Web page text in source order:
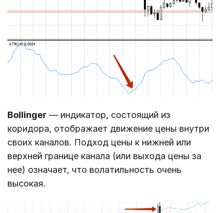
Bollinger — индикатор, состоящий из
коридора, отображает движение цены внутри
своих каналов. Подход цены к нижней или
верхней границе канала (или выхода цены за
нее) означает, что волатильность очень
высокая.